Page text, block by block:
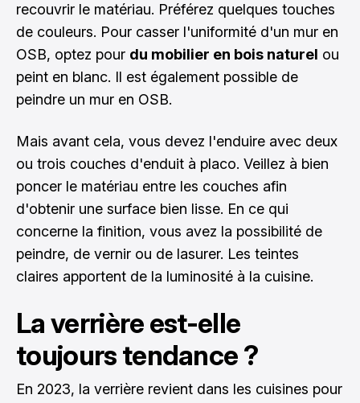
recouvrir le matériau. Préférez quelques touches
de couleurs. Pour casser l'uniformité d'un mur en
OSB, optez pour du mobilier en bois naturel ou
peint en blanc. Il est également possible de
peindre un mur en OSB.
Mais avant cela, vous devez l'enduire avec deux
ou trois couches d'enduit à placo. Veillez à bien
poncer le matériau entre les couches afin
d'obtenir une surface bien lisse. En ce qui
concerne la finition, vous avez la possibilité de
peindre, de vernir ou de lasurer. Les teintes
claires apportent de la luminosité à la cuisine.
La verrière est-elle
toujours tendance ?
En 2023, la verrière revient dans les cuisines pour